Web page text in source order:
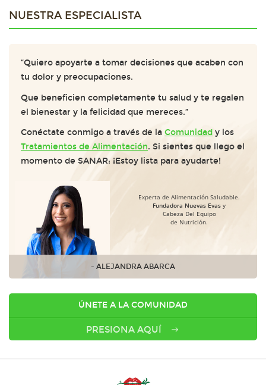
NUESTRA ESPECIALISTA
“Quiero apoyarte a tomar decisiones que acaben con
tu dolor y preocupaciones.
Que beneficien completamente tu salud y te regalen
el bienestar y la felicidad que mereces.”
Conéctate conmigo a través de la Comunidad y los
Tratamientos de Alimentación. Si sientes que llego el
momento de SANAR: ¡Estoy lista para ayudarte!
Experta de Alimentación Saludable.
Fundadora Nuevas Evas y
Cabeza Del Equipo
de Nutrición.
- ALEJANDRA ABARCA
ÚNETE A LA COMUNIDAD
PRESIONA AQUÍ